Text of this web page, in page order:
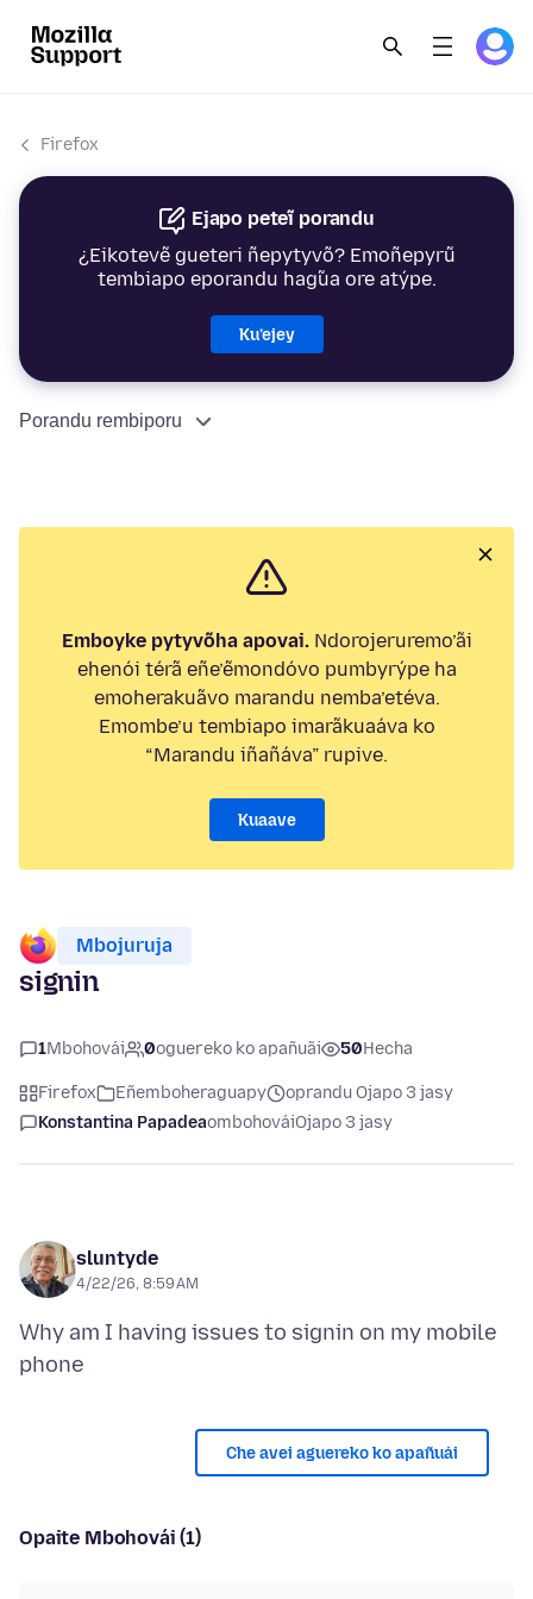
Firefox
Ejapo peteĩ porandu
¿Eikotevẽ gueteri ñepytyvõ? Emoñepyrũ
tembiapo eporandu hag̃ua ore atýpe.
Ku’ejey
Porandu rembiporu
Emboyke pytyvõha apovai.Ndorojeruremo’ãi
ehenói térã eñe’ẽmondóvo pumbyrýpe ha
emoherakuãvo marandu nemba’etéva.
Emombe’u tembiapo imarãkuaáva ko
“Marandu iñañáva” rupive.
Kuaave
Mbojuruja
signin
1Mbohovái 0oguereko ko apañuãi 50Hecha
Firefox Eñemboheraguapy
oprandu Ojapo 3 jasy
Konstantina PapadeaombohováiOjapo 3 jasy
sluntyde
4/22/26, 8:59 AM
Why am I having issues to signin on my mobile
Che avei aguereko ko apañuái
Opaite Mbohovái (1)